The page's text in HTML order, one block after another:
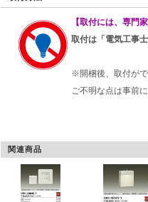
【取付には、専門
取付は「電気工事
※開梱後、取付がで
ご不明な点は事前
関連商品